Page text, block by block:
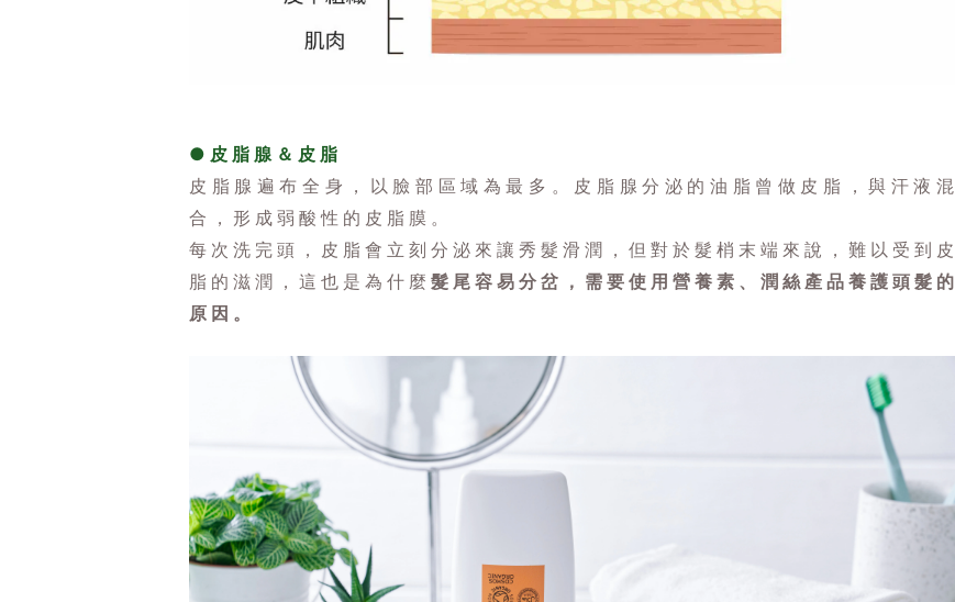
●皮脂腺＆皮脂
皮脂腺遍布全身，以臉部區域為最多。皮脂腺分泌的油脂曾做皮脂，與汗液混
合，形成弱酸性的皮脂膜。
每次洗完頭，皮脂會立刻分泌來讓秀髮滑潤，但對於髮梢末端來說，難以受到皮
脂的滋潤，這也是為什麼 髮尾容易分岔，需要使用營養素、潤絲產品養護頭髮的
原因。